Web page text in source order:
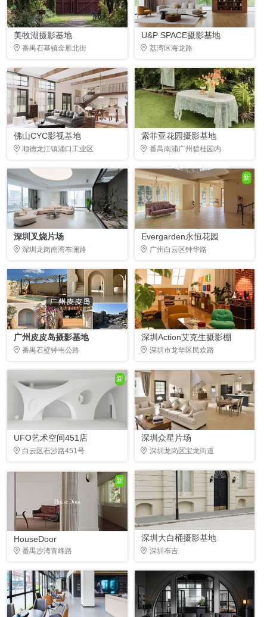
美牧湖摄影基地
番禺石基镇金雁北街
U&P SPACE摄影基地
荔湾区海龙路
佛山CYC影视基地
顺德龙江镇涌口工业区
索菲亚花园摄影基地
番禺南浦广州碧桂园内
深圳叉烧片场
深圳龙岗南湾布澜路
新
Evergarden永恒花园
广州白云区钟华路
广州皮皮岛摄影基地
番禺石壁钟韦公路
深圳Action艾克生摄影棚
深圳市龙华区民欢路
新
UFO艺术空间451店
白云区石沙路451号
深圳众星片场
深圳龙岗区宝龙街道
新
HouseDoor
番禺沙湾青峰路
深圳大白桶摄影基地
深圳布吉